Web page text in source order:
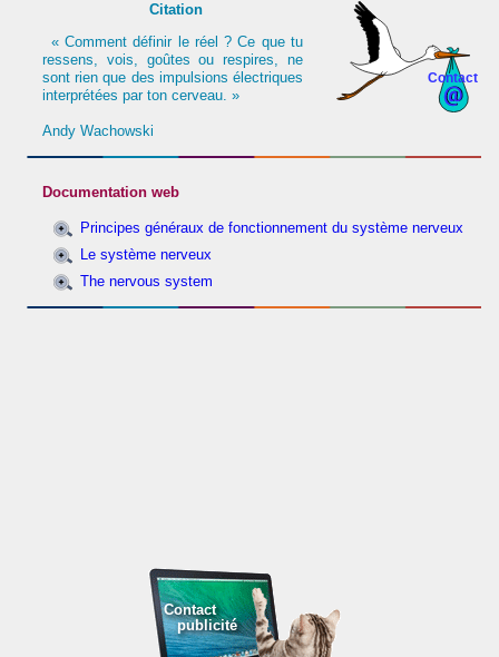
Contact
Citation
« Comment définir le réel ? Ce que tu
ressens, vois, goûtes ou respires, ne
sont rien que des impulsions électriques
interprétées par ton cerveau. »
Andy Wachowski
Documentation web
Principes généraux de fonctionnement du système nerveux
Le système nerveux
The nervous system
Contact
publicité